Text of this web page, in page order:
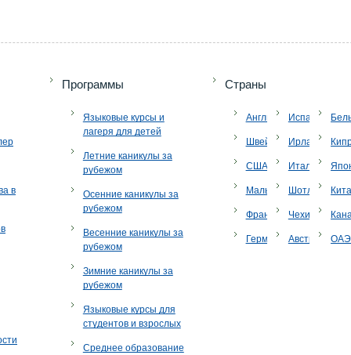
в
Программы
Языковые курсы и
лагеря для детей
Летние каникулы за
рубежом
Осенние каникулы за
рубежом
Весенние каникулы за
рубежом
Зимние каникулы за
рубежом
Языковые курсы для
студентов и взрослых
Среднее образование
Страны
Англия
Швейцария
США
Мальта
Франция
Германия
Испания
Ирландия
Италия
Шотландия
Чехия
Австрия ОАЭ